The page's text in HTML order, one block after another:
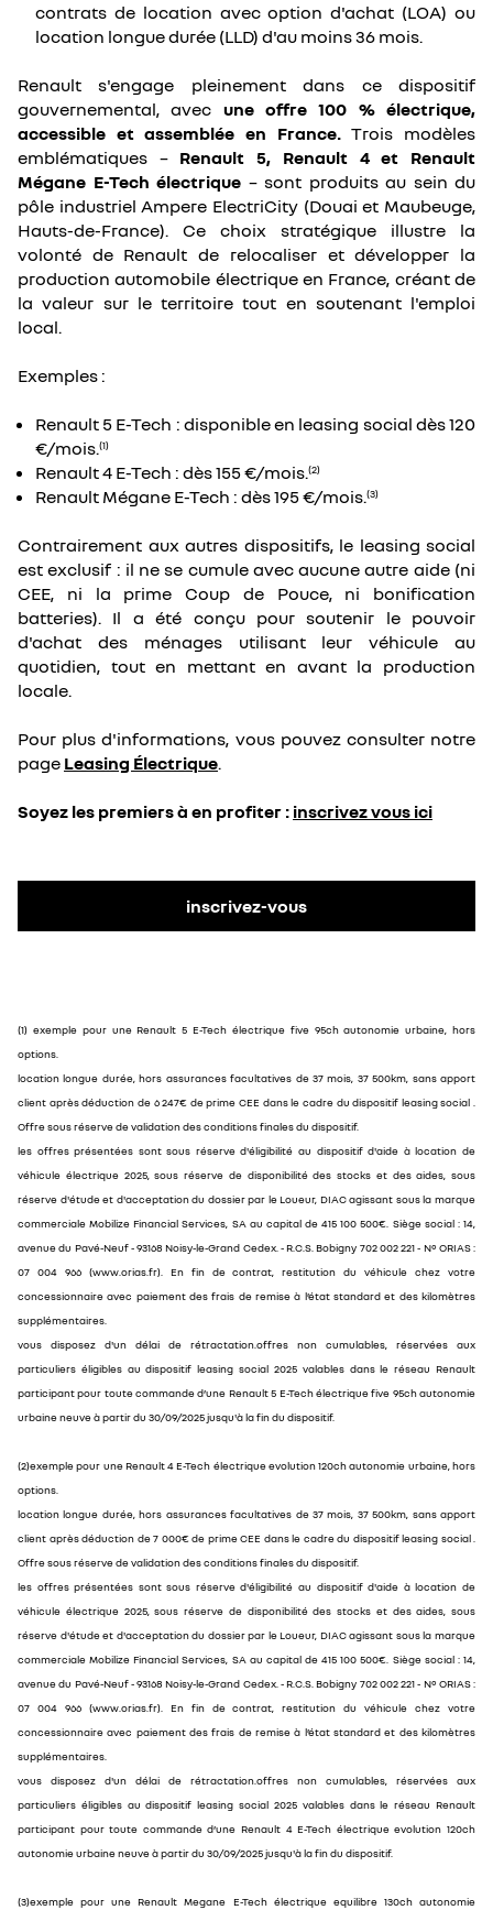
contrats de location avec option d'achat (LOA) ou
location longue durée (LLD) d'au moins 36 mois.
Renault s'engage pleinement dans ce dispositif
gouvernemental, avec une offre 100 % électrique,
accessible et assemblée en France.Trois modèles
emblématiques –Renault 5, Renault 4 et Renault
Mégane E-Tech électrique – sont produits au sein du
pôle industriel Ampere ElectriCity (Douai et Maubeuge,
Hauts-de-France). Ce choix stratégique illustre la
volonté de Renault de relocaliser et développer la
production automobile électrique en France, créant de
la valeur sur le territoire tout en soutenant l'emploi
local.
Exemples :
Renault 5 E-Tech : disponible en leasing social dès 120
€/mois.(1)
Renault 4 E-Tech : dès 155 €/mois.(2)
Renault Mégane E-Tech : dès 195 €/mois.(3)
Contrairement aux autres dispositifs, le leasing social
est exclusif : il ne se cumule avec aucune autre aide (ni
CEE, ni la prime Coup de Pouce, ni bonification
batteries). Il a été conçu pour soutenir le pouvoir
d'achat des ménages utilisant leur véhicule au
quotidien, tout en mettant en avant la production
locale.
Pour plus d'informations, vous pouvez consulter notre
page Leasing Électrique.
Soyez les premiers à en profiter : inscrivez vous ici
inscrivez-vous
(1) exemple pour une Renault 5 E-Tech électrique five 95ch autonomie urbaine, hors
options.
location longue durée, hors assurances facultatives de 37 mois, 37 500km, sans apport
client après déduction de 6 247€ de prime CEE dans le cadre du dispositif leasing social .
Offre sous réserve de validation des conditions finales du dispositif.
les offres présentées sont sous réserve d'éligibilité au dispositif d'aide à location de
véhicule électrique 2025, sous réserve de disponibilité des stocks et des aides, sous
réserve d'étude et d'acceptation du dossier par le Loueur, DIAC agissant sous la marque
commerciale Mobilize Financial Services, SA au capital de 415 100 500€. Siège social : 14,
avenue du Pavé-Neuf - 93168 Noisy-le-Grand Cedex. - R.C.S. Bobigny 702 002 221 - N° ORIAS :
07 004 966 (www.orias.fr). En fin de contrat, restitution du véhicule chez votre
concessionnaire avec paiement des frais de remise à l’état standard et des kilomètres
supplémentaires.
vous disposez d'un délai de rétractation.offres non cumulables, réservées aux
particuliers éligibles au dispositif leasing social 2025 valables dans le réseau Renault
participant pour toute commande d’une Renault 5 E-Tech électrique five 95ch autonomie
urbaine neuve à partir du 30/09/2025 jusqu'à la fin du dispositif.
(2)exemple pour une Renault 4 E-Tech électrique evolution 120ch autonomie urbaine, hors
options.
location longue durée, hors assurances facultatives de 37 mois, 37 500km, sans apport
client après déduction de 7 000€ de prime CEE dans le cadre du dispositif leasing social .
Offre sous réserve de validation des conditions finales du dispositif.
les offres présentées sont sous réserve d'éligibilité au dispositif d'aide à location de
véhicule électrique 2025, sous réserve de disponibilité des stocks et des aides, sous
réserve d'étude et d'acceptation du dossier par le Loueur, DIAC agissant sous la marque
commerciale Mobilize Financial Services, SA au capital de 415 100 500€. Siège social : 14,
avenue du Pavé-Neuf - 93168 Noisy-le-Grand Cedex. - R.C.S. Bobigny 702 002 221 - N° ORIAS :
07 004 966 (www.orias.fr). En fin de contrat, restitution du véhicule chez votre
concessionnaire avec paiement des frais de remise à l’état standard et des kilomètres
supplémentaires.
vous disposez d'un délai de rétractation.offres non cumulables, réservées aux
particuliers éligibles au dispositif leasing social 2025 valables dans le réseau Renault
participant pour toute commande d’une Renault 4 E-Tech électrique evolution 120ch
autonomie urbaine neuve à partir du 30/09/2025 jusqu'à la fin du dispositif.
(3)exemple pour une Renault Megane E-Tech électrique equilibre 130ch autonomie